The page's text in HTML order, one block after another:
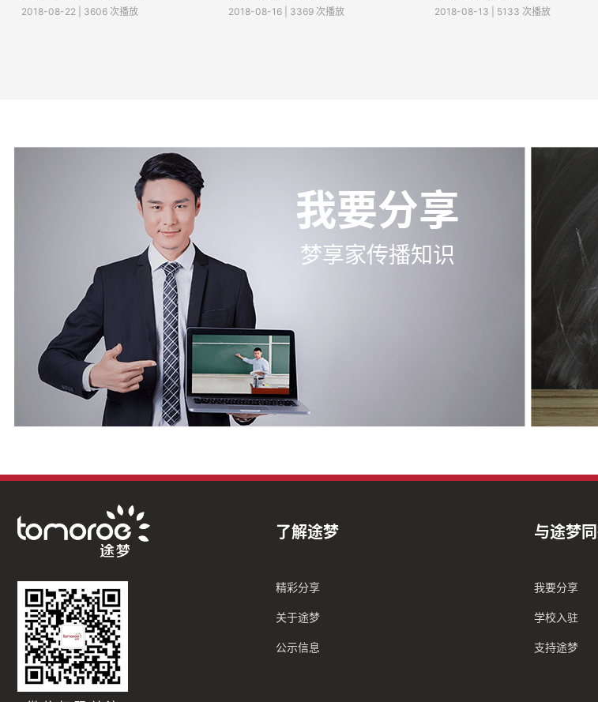
2018-08-22 | 3606 次播放
2018-08-16 | 3369 次播放
2018-08-13 | 5133 次播放
我要分享
梦享家传播知识
了解途梦
精彩分享
关于途梦
公示信息
与途梦
我要分享
学校入驻
支持途梦